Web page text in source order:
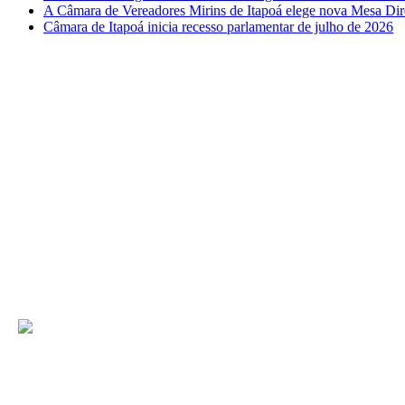
A Câmara de Vereadores Mirins de Itapoá elege nova Mesa
Câmara de Itapoá inicia recesso parlamentar de julho de 2026